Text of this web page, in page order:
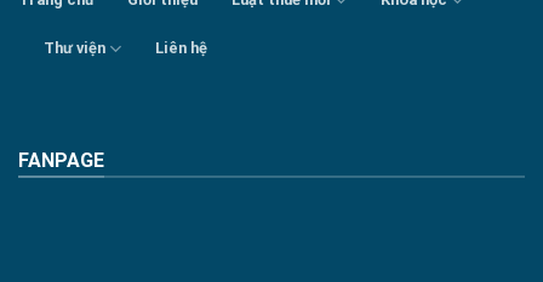
Thư viện Liên hệ
FANPAGE